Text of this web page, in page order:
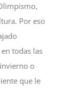
Por eso
todas las
o
que le